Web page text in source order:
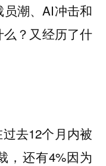
潮、AI冲击和
？又经历了什
去12个月内被
，还有4%因为